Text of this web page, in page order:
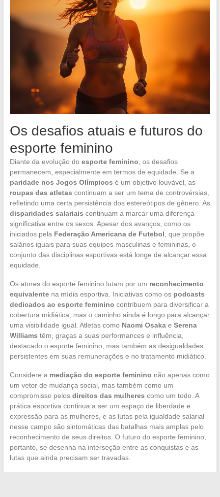
Os desafios atuais e futuros do
esporte feminino
Diante da evolução do esporte feminino , os desafios
permanecem, especialmente em termos de equidade. Se a
paridade nos Jogos Olímpicos é um objetivo louvável, as
roupas das atletas continuam a ser um tema de controvérsias,
refletindo uma certa persistência dos estereótipos de gênero. As
disparidades salariais continuam a marcar uma diferença
significativa entre os sexos. Apesar dos avanços, como os
iniciados pela Federação Americana de Futebol , que propõe
salários iguais para suas equipes masculinas e femininas, o
conjunto das disciplinas esportivas está longe de alcançar essa
equidade.
Os atores do esporte feminino lutam por um reconhecimento
equivalentena mídia esportiva. Iniciativas como os podcasts
dedicados ao esporte feminino contribuem para diversificar a
cobertura midiática, mas o caminho ainda é longo para alcançar
uma visibilidade igual. Atletas como Naomi Osakae Serena
Williams têm, graças a suas performances e influência,
destacado o esporte feminino, mas também as desigualdades
persistentes em suas remunerações e no tratamento midiático.
Considere a mediação do esporte feminino não apenas como
um vetor de mudança social, mas também como um
compromisso pelos direitos das mulheres como um todo. A
prática esportiva continua a ser um espaço de liberdade e
expressão para as mulheres, e as lutas pela igualdade salarial
nesse campo são sintomáticas das batalhas mais amplas pelo
reconhecimento de seus direitos. O futuro do esporte feminino,
portanto, se desenha na interseção entre as conquistas e as
lutas que ainda precisam ser travadas.